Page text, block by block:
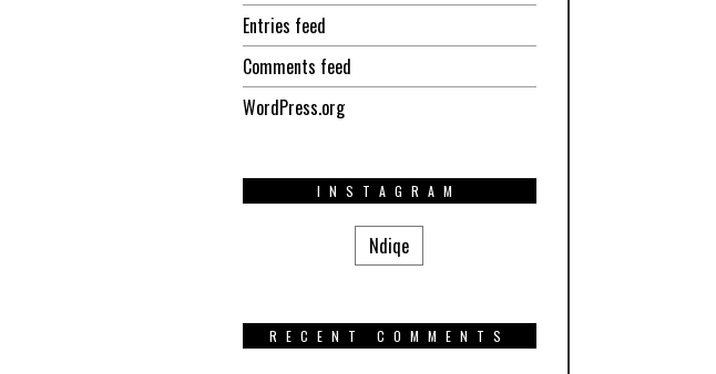
Entries feed
Comments feed
WordPress.org
INSTAGRAM
Ndiqe
RECENT COMMENTS